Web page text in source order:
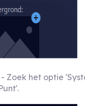
Zoek het optie